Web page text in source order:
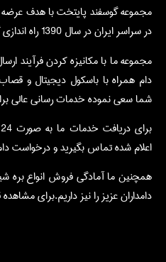
مجموعه گوسفند پایتخت با هدف عرضه
در سراسر ایران در سال 1390 راه اندازی گردید.
مجموعه ما با مکانیزه کردن فرآیند
دام همراه با باسکول دیجیتال و
شما سعی نموده خدمات رسانی عالی
اعلام شده تماس بگیرید و درخواست
همچنین ما آمادگی فروش انواع بره
دامداران عزیز را نیز داریم.برای